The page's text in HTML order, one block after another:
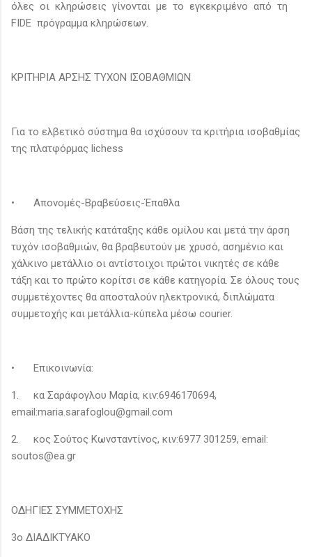
όλες οι κληρώσεις γίνονται με το εγκεκριμένο από τη
FIDE πρόγραμμα κληρώσεων.
ΚΡΙΤΗΡΙΑ ΑΡΣΗΣ ΤΥΧΟΝ ΙΣΟΒΑΘΜΙΩΝ
Για το ελβετικό σύστημα θα ισχύσουν τα κριτήρια ισοβαθμίας
της πλατφόρμας lichess
• Απονομές-Βραβεύσεις-Έπαθλα
Βάση της τελικής κατάταξης κάθε ομίλου και μετά την άρση
τυχόν ισοβαθμιών, θα βραβευτούν με χρυσό, ασημένιο και
χάλκινο μετάλλιο οι αντίστοιχοι πρώτοι νικητές σε κάθε
τάξη και το πρώτο κορίτσι σε κάθε κατηγορία. Σε όλους τους
συμμετέχοντες θα αποσταλούν ηλεκτρονικά, διπλώματα
συμμετοχής και μετάλλια-κύπελα μέσω courier.
• Επικοινωνία:
1.
κα Σαράφογλου Μαρία, κιν:6946170694,
email:maria.sarafoglou@gmail.com
2.
κος Σούτος Κωνσταντίνος, κιν:6977 301259, email:
soutos@ea.gr
ΟΔΗΓΙΕΣ ΣΥΜΜΕΤΟΧΗΣ
3ο ΔΙΑΔΙΚΤΥΑΚΟ